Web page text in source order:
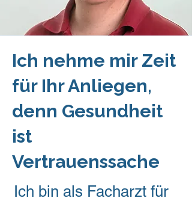
Ich nehme mir Zeit
für Ihr Anliegen,
denn Gesundheit
ist
Vertrauenssache
Ich bin als Facharzt für